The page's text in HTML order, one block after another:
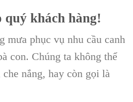
khách hàng!
mưa phục vụ nhu cầu canh
con. Chúng ta không thể
nắng, hay còn gọi là